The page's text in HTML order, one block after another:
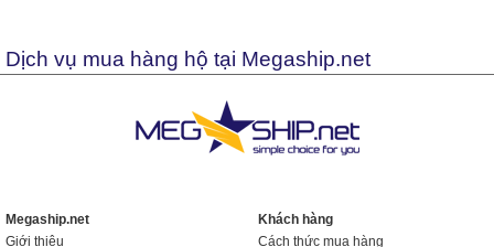
Dịch vụ mua hàng hộ tại Megaship.net
Megaship.net
Giới thiệu
Khách hàng
Cách thức mua hàng